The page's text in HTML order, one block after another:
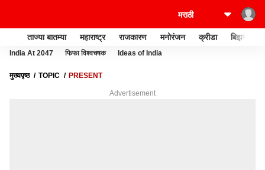
ताज्या बातम्या महाराष्ट्र राजकारण मनोरंजन क्रीडा बिझनेस
India At 2047 फिफा विश्वचषक Ideas of India
मुख्यपृष्ठ TOPIC PRESENT
Advertisement